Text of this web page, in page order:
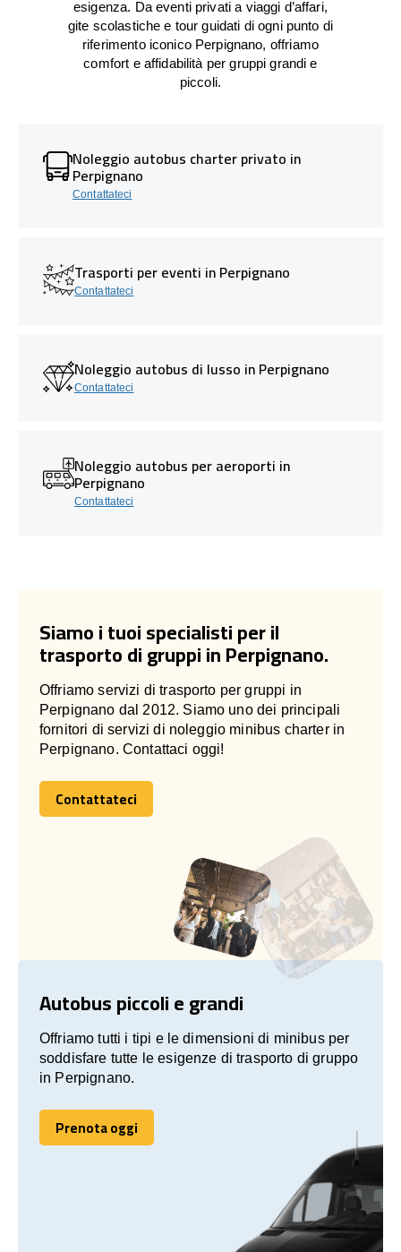
esigenza. Da eventi privati a viaggi d’affari,
gite scolastiche e tour guidati di ogni punto di
riferimento iconico Perpignano, offriamo
comfort e affidabilità per gruppi grandi e
piccoli.
Noleggio autobus charter privato in
Perpignano
Contattateci
Trasporti per eventi in Perpignano
Contattateci
Noleggio autobus di lusso in Perpignano
Contattateci
Noleggio autobus per aeroporti in
Perpignano
Contattateci
Siamo i tuoi specialisti per il
trasporto di gruppi in Perpignano.
Offriamo servizi di trasporto per gruppi in
Perpignano dal 2012. Siamo uno dei principali
fornitori di servizi di noleggio minibus charter in
Perpignano. Contattaci oggi!
Contattateci
Contattateci
Autobus piccoli e grandi
Offriamo tutti i tipi e le dimensioni di minibus per
soddisfare tutte le esigenze di trasporto di gruppo
in Perpignano.
Prenota oggi
Prenota oggi